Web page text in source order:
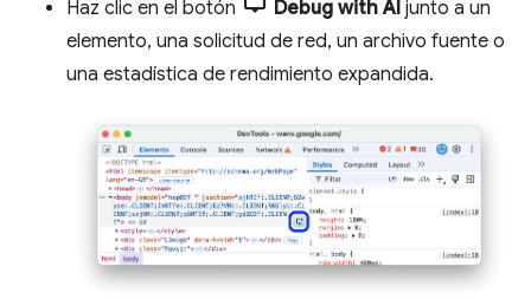
Haz clic en el botón Debug with AI junto a un
elemento, una solicitud de red, un archivo fuente o
una estadística de rendimiento expandida.